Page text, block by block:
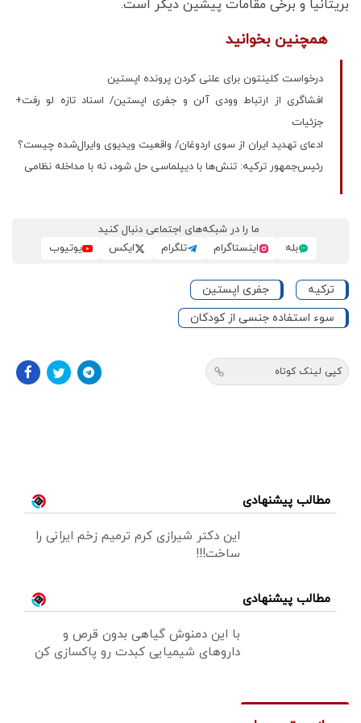
بریتانیا و برخی مقامات پیشین دیگر است.
همچنین بخوانید
درخواست کلینتون برای علنی کردن پرونده اپستین
افشاگری از ارتباط وودی آلن و جفری اپستین/ اسناد تازه لو رفت+
جزئیات
ادعای تهدید ایران از سوی اردوغان/ واقعیت ویدیوی وایرال‌شده چیست؟
رئیس‌جمهور ترکیه: تنش‌ها با دیپلماسی حل شود، نه با مداخله نظامی
ما را در شبکه‌های اجتماعی دنبال کنید
بله
اینستاگرام تلگرام ایکس یوتیوب
ترکیه
جفری اپستین
سوء استفاده جنسی از کودکان
کپی لینک کوتاه
مطالب پیشنهادی
این دکتر شیرازی کرم ترمیم زخم ایرانی را
ساخت!!!
مطالب پیشنهادی
با این دمنوش گیاهی بدون قرص و
داروهای شیمیایی کبدت رو پاکسازی کن